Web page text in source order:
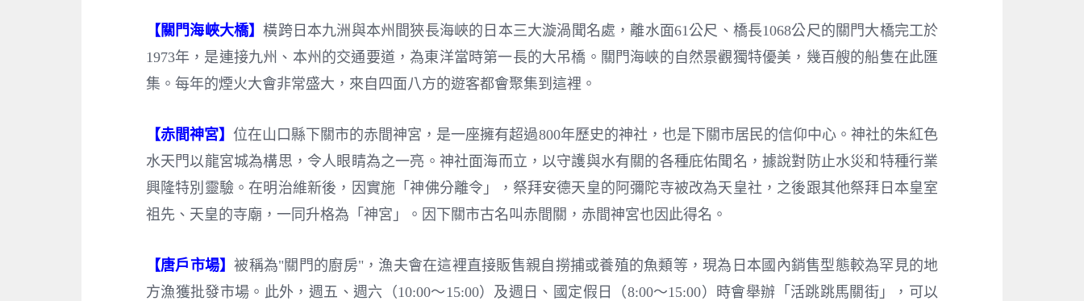
【關門海峽大橋】橫跨日本九洲與本州間狹長海峽的日本三大漩渦聞名處，離水面61公尺、橋長1068公尺的關門大橋完工於
1973年，是連接九州、本州的交通要道，為東洋當時第一長的大吊橋。關門海峽的自然景觀獨特優美，幾百艘的船隻在此匯
集。每年的煙火大會非常盛大，來自四面八方的遊客都會聚集到這裡。
【赤間神宮】 位在山口縣下關市的赤間神宮，是一座擁有超過800年歷史的神社，也是下關市居民的信仰中心。神社的朱紅色
水天門以龍宮城為構思，令人眼睛為之一亮。神社面海而立，以守護與水有關的各種庇佑聞名，據說對防止水災和特種行業
興隆特別靈驗。在明治維新後，因實施「神佛分離令」，祭拜安德天皇的阿彌陀寺被改為天皇社，之後跟其他祭拜日本皇室
祖先、天皇的寺廟，一同升格為「神宮」。因下關市古名叫赤間關，赤間神宮也因此得名。
【唐戶市場】被稱為"關門的廚房"，漁夫會在這裡直接販售親自撈捕或養殖的魚類等，現為日本國內銷售型態較為罕見的地
方漁獲批發市場。此外，週五、週六（10:00～15:00）及週日、國定假日（8:00～15:00）時會舉辦「活跳跳馬關街」，可以